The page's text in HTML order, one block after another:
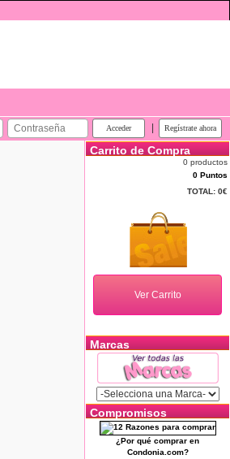
Carrito de Compra
0 productos
0 Puntos
TOTAL: 0€
Marcas
Compromisos
¿Por qué comprar en
Condonia.com?